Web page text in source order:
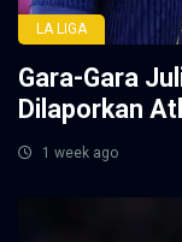
LA LIGA
Gara-Gara
Dilaporkan
1 week ago